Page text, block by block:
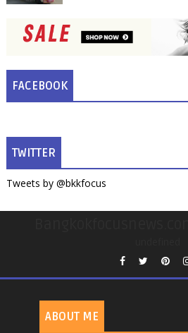
FACEBOOK
TWITTER
Tweets by @bkkfocus
ABOUT ME